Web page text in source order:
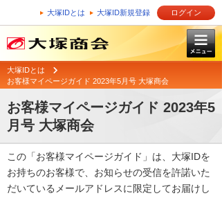
大塚IDとは 大塚ID新規登録 ログイン
大塚IDとは
お客様マイページガイド 2023年5月号 大塚商会
お客様マイページガイド 2023年5
月号 大塚商会
この「お客様マイページガイド」は、大塚IDを
お持ちのお客様で、お知らせの受信を許諾いた
だいているメールアドレスに限定してお届けし